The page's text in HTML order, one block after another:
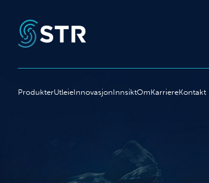
ProdukterUtleieInnovasjonInnsiktOmKarriereKontakt